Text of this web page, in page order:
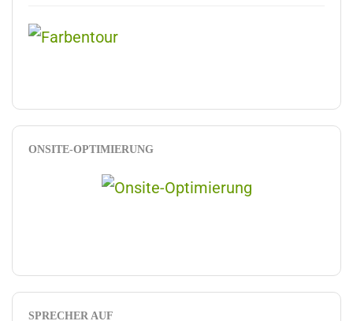
ONSITE-OPTIMIERUNG
SPRECHER AUF